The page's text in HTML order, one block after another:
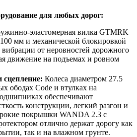
для любых дорог:
эластомерная вилка GTMRK
мм и механической блокировкой
от неровностей дорожного
движение на подъемах и ровном
Колеса диаметром 27.5
ободах Code и втулках на
обеспечивают
конструкции, легкий разгон и
покрышки WANDA 2.3 с
отлично держат дорогу как
так и на влажном грунте.